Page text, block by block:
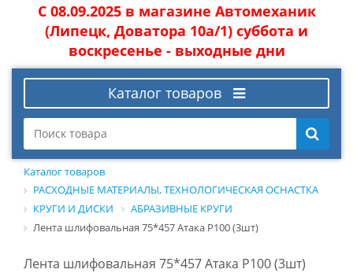
С 08.09.2025 в магазине Автомеханик
(Липецк, Доватора 10а/1) суббота и
воскресенье - выходные дни
Каталог товаров
Каталог товаров
РАСХОДНЫЕ МАТЕРИАЛЫ, ТЕХНОЛОГИЧЕСКАЯ ОСНАСТКА
КРУГИ И ДИСКИ
АБРАЗИВНЫЕ КРУГИ
Лента шлифовальная 75*457 Атака Р100 (3шт)
Лента шлифовальная 75*457 Атака Р100 (3шт)